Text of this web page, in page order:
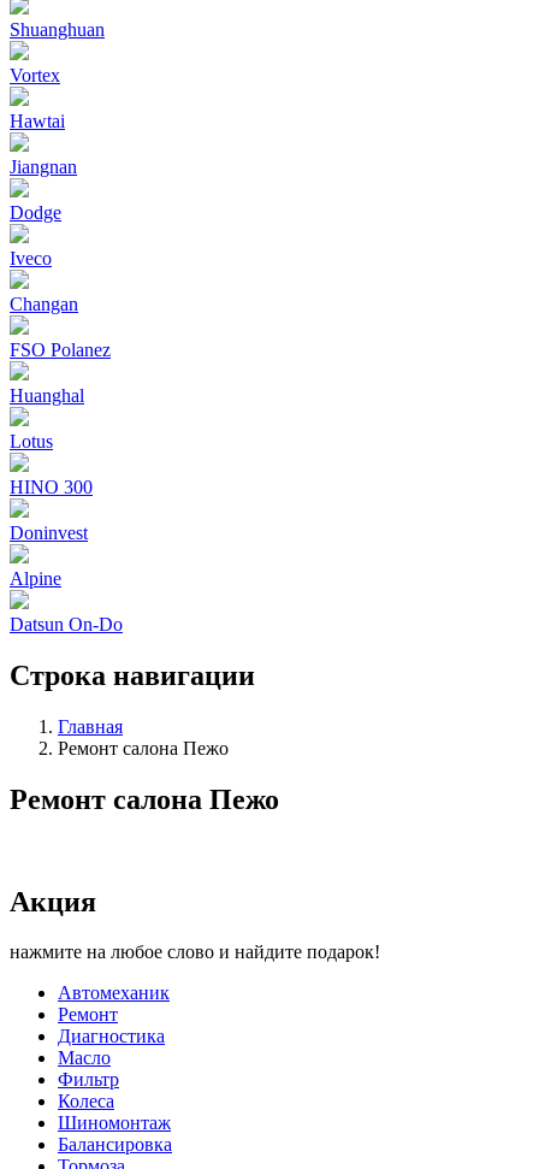
Shuanghuan
Vortex
Hawtai
Jiangnan
Dodge
Iveco
Changan
FSO Polanez
Huanghal
Lotus
HINO 300
Doninvest
Alpine
Datsun On-Do
Строка навигации
Главная
Ремонт салона Пежо
Ремонт салона Пежо
Акция
нажмите на любое слово и найдите подарок!
Автомеханик
Ремонт
Диагностика
Масло
Фильтр
Колеса
Шиномонтаж
Балансировка